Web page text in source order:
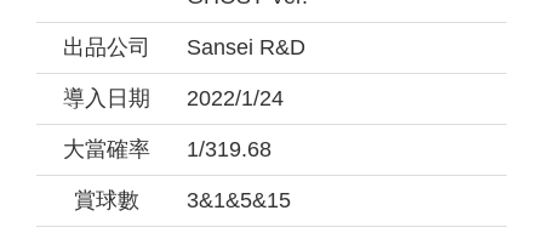
出品公司 Sansei R&D
導入日期 2022/1/24
大當確率 1/319.68
賞球數 3&1&5&15